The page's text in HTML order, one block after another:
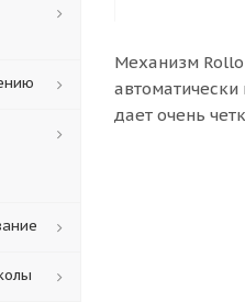
Механизм
автоматически
дает очень